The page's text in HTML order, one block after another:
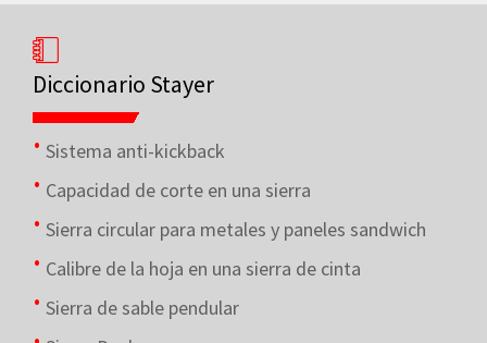
Diccionario Stayer
Sistema anti-kickback
Capacidad de corte en una sierra
Sierra circular para metales y paneles sandwich
Calibre de la hoja en una sierra de cinta
Sierra de sable pendular